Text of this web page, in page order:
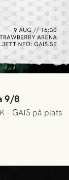
9/8
- GAIS på plats